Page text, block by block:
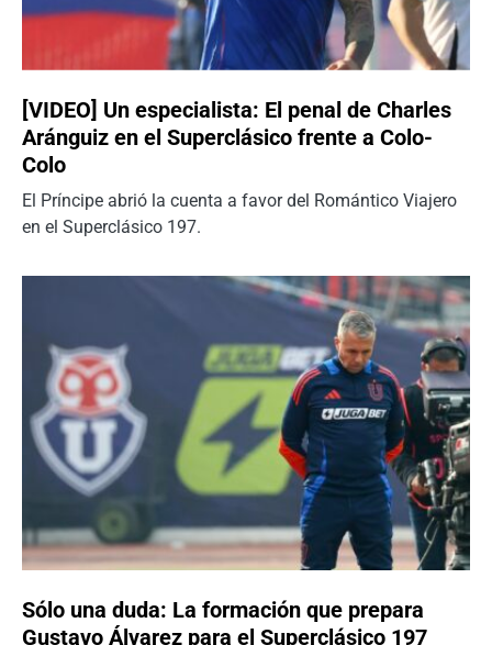
[VIDEO] Un especialista: El penal de Charles
Aránguiz en el Superclásico frente a Colo-
Colo
El Príncipe abrió la cuenta a favor del Romántico Viajero
en el Superclásico 197.
Sólo una duda: La formación que prepara
Gustavo Álvarez para el Superclásico 197